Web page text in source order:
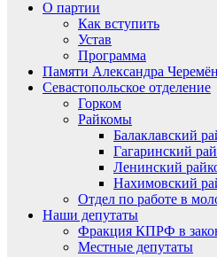
О партии
Как вступить
Устав
Программа
Памяти Александра
Севастопольское отделение
Горком
Райкомы
Балаклавский
Гагаринский
Ленинский
Нахимовский
Отдел по работе в
Наши депутаты
Фракция КПРФ в
Местные депутаты